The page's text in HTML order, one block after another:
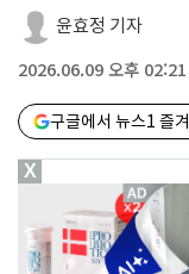
윤효정 기자
2026.06.09 오후 02:21
구글에서 뉴스1 즐
X